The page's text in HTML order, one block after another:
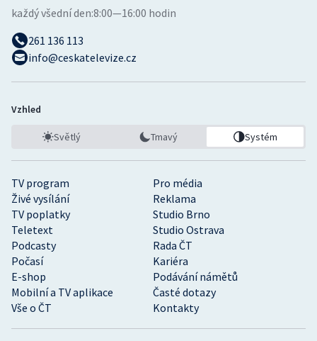
TV program
Pro média
Živé vysílání
Reklama
TV poplatky
Studio Brno
Teletext
Studio Ostrava
Podcasty
Rada ČT
Počasí
Kariéra
E-shop
Podávání námětů
Mobilní a TV aplikace
Časté dotazy
Vše o ČT
Kontakty
každý všední den:8:00—16:00 hodin
261 136 113
info@ceskatelevize.cz
Vzhled
Světlý Tmavý Systém